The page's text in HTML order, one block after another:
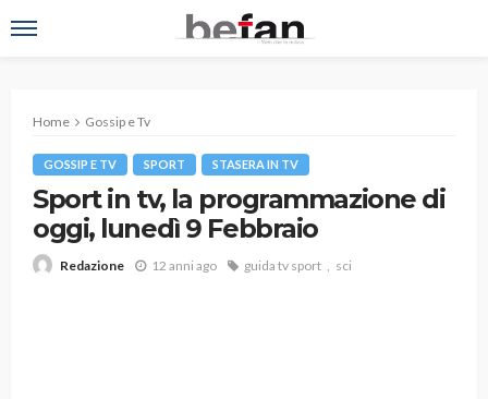
Home Gossip e Tv
GOSSIP E TV SPORT STASERA IN TV
Sport in tv, la programmazione di
oggi, lunedì 9 Febbraio
Redazione 12 anni ago guida tv sport sci